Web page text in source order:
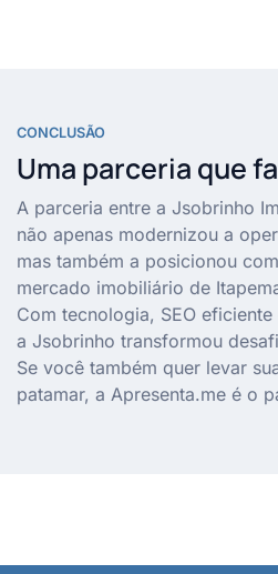
CONCLUSÃO
Uma parceria que
A parceria entre a Jsobrinho
não apenas modernizou a
mas também a posicionou
mercado imobiliário de
Com tecnologia, SEO
a Jsobrinho transformou
Se você também quer levar
patamar, a Apresenta.me é o